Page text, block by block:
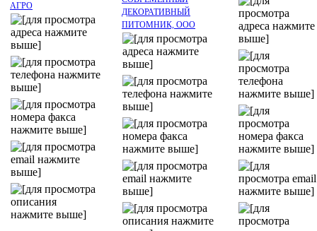
АГРО
ДЕКОРАТИВНЫЙ
ПИТОМНИК, ООО